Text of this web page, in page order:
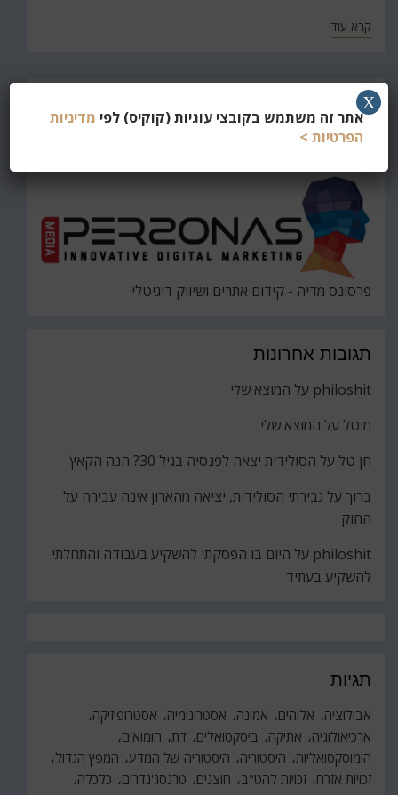
קרא עוד
חפש
את
פרסונס מדיה - קידום אתרים ושיווק דיגיטלי
תגובות אחרונות
philoshit על המוצא שלי
מיטל על המוצא שלי
חן טל על הסולידית יצאה לפנסיה בגיל 30? הנה הקאץ'
ברוך על גבירתי הסולידית, יציאה מהארון אינה עבירה על
החוק
philoshit על היום בו הפסקתי להשקיע בעבודה והתחלתי
להשקיע בעתיד
תגיות
אבולוציה אלוהים אמונה אסטרונומיה
אסטרופיזיקה
ארכיאולוגיה
אתיקה ביסקסואלים דת הומואים
הומוסקסואליות היסטוריה היסטוריה של המדע המפץ הגדול
זכויות אזרח זכויות להט"ב חוצנים טרנסג'נדרים
כלכלה
אתר זה משתמש בקובצי עוגיות (קוקיס) לפי מדיניות
הפרטיות >
X